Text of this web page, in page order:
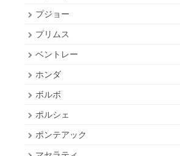
プジョー
プリムス
ベントレー
ホンダ
ボルボ
ポルシェ
ポンテアック